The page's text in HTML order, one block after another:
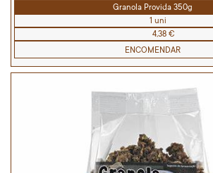
Granola Provida 350g
1 uni
4,38 €
ENCOMENDAR